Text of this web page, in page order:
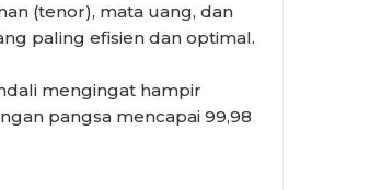
(tenor), mata uang, dan
paling efisien dan optimal.
mengingat hampir
pangsa mencapai 99,98